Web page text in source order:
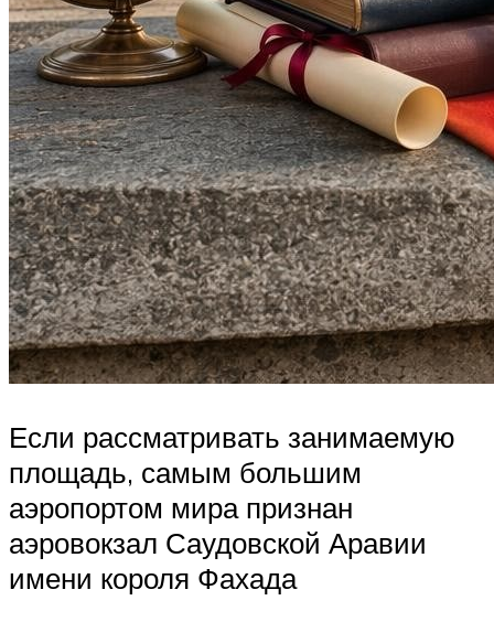
Если рассматривать занимаемую
площадь, самым большим
аэропортом мира признан
аэровокзал Саудовской Аравии
имени короля Фахада